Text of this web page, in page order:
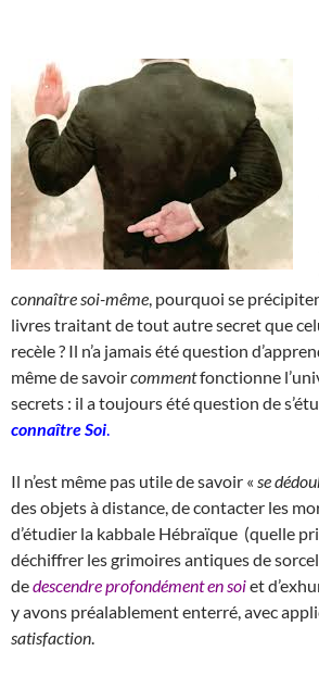
connaître soi-même , pourquoi se
livres traitant de tout autre secret que
recèle ? Il n’a jamais été question
même de savoircommentfonctionne
secrets : il a toujours été question de
connaître Soi
Il n’est même pas utile de savoir « se
des objets à distance, de contacter les
d’étudier la kabbale Hébraïque (quelle
déchiffrer les grimoires antiques de
dedescendre profondément en soiet
y avons préalablement enterré, avec
satisfaction